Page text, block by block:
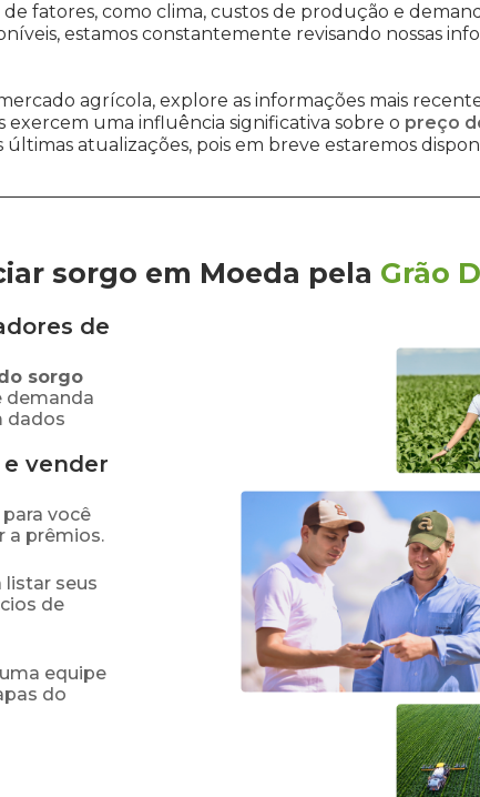
fatores, como clima, custos de produção e
estamos constantemente revisando nossas
agrícola, explore as informações mais
exercem uma influência significativa sobre o preço
atualizações, pois em breve estaremos
sorgo em Moeda pela Grão
de
sorgo
demanda
dados
vender
você
a prêmios.
seus
de
equipe
do